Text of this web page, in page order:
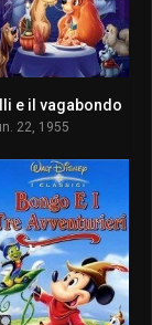
7.3
e il vagabondo
22, 1955